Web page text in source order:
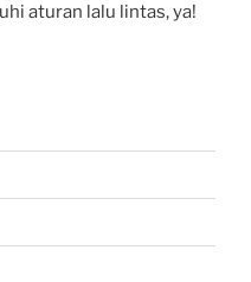
aturan lalu lintas, ya!